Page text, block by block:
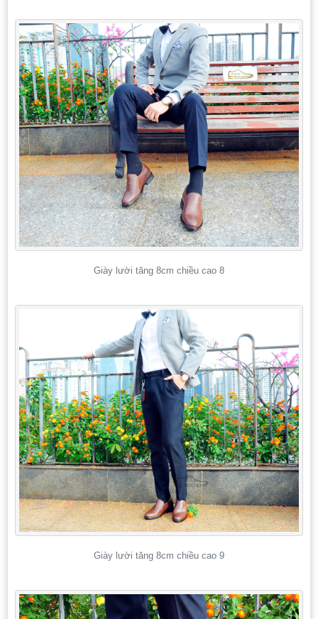
Giày lười tăng 8cm chiều cao 8
Giày lười tăng 8cm chiều cao 9